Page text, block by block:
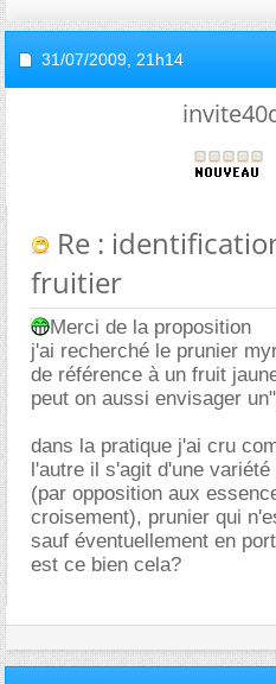
31/07/2009, 21h14
Re :
fruitier
Merci de la proposition
j'ai recherché le prunier
de référence à un fruit
peut on aussi envisager
dans la pratique j'ai cru
l'autre il s'agit d'une
(par opposition aux
croisement), prunier qui
sauf éventuellement en
est ce bien cela?